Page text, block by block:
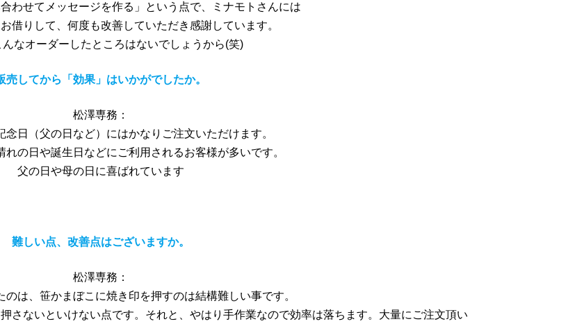
わせてメッセージを作る」という点で、ミナモトさんには
借りして、何度も改善していただき感謝しています。
なオーダーしたところはないでしょうから(笑)
売してから「効果」はいかがでしたか。
松澤専務：
念日（父の日など）にはかなりご注文いただけます。
れの日や誕生日などにご利用されるお客様が多いです。
父の日や母の日に喜ばれています
難しい点、改善点はございますか。
松澤専務：
のは、笹かまぼこに焼き印を押すのは結構難しい事です。
さないといけない点です。それと、やはり手作業なので効率は落ちます。大量にご注文頂い